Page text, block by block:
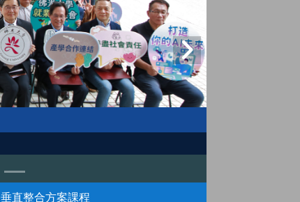
垂直整合方案課程